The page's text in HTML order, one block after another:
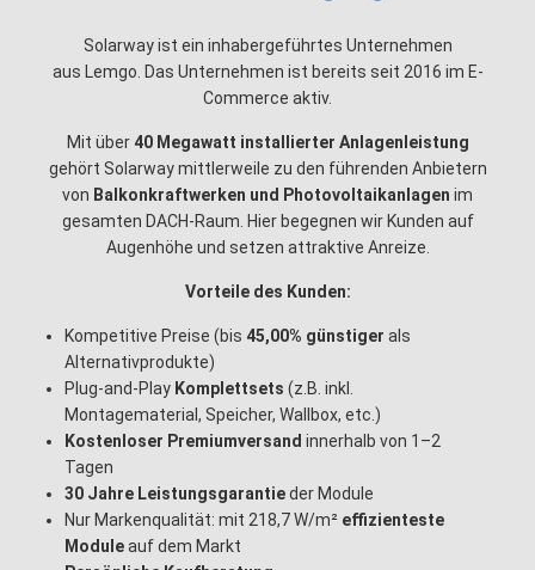
Solarway ist ein inhabergeführtes Unternehmen
aus Lemgo. Das Unternehmen ist bereits seit 2016 im E-
Commerce aktiv.
Mit über 40 Megawatt installierter Anlagenleistung
gehört Solarway mittlerweile zu den führenden Anbietern
von Balkonkraftwerken und Photovoltaikanlagen im
gesamten DACH-Raum. Hier begegnen wir Kunden auf
Augenhöhe und setzen attraktive Anreize.
Vorteile des Kunden:
Kompetitive Preise (bis 45,00% günstiger als
Alternativprodukte)
Plug-and-Play Komplettsets (z.B. inkl.
Montagematerial, Speicher, Wallbox, etc.)
Kostenloser Premiumversand innerhalb von 1–2
Tagen
30 Jahre Leistungsgarantieder Module
Nur Markenqualität: mit 218,7 W/m² effizienteste
Moduleauf dem Markt